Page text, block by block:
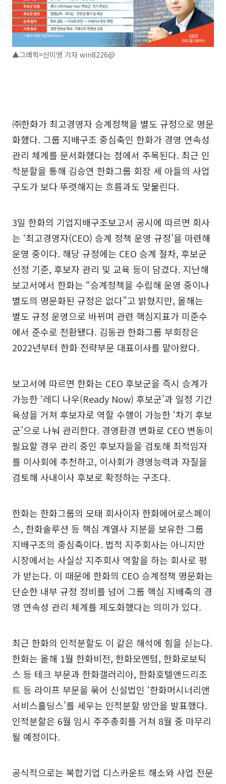
▲그래픽=신미영 기자 win8226@
㈜한화가 최고경영자 승계정책을 별도 규정으로 명문
화했다. 그룹 지배구조 중심축인 한화가 경영 연속성
관리 체계를 문서화했다는 점에서 주목된다. 최근 인
적분할을 통해 김승연 한화그룹 회장 세 아들의 사업
구도가 보다 뚜렷해지는 흐름과도 맞물린다.
3일 한화의 기업지배구조보고서 공시에 따르면 회사
는 ‘최고경영자(CEO) 승계 정책 운영 규정’을 마련해
운영 중이다. 해당 규정에는 CEO 승계 절차, 후보군
선정 기준, 후보자 관리 및 교육 등이 담겼다. 지난해
보고서에서 한화는 “승계정책을 수립해 운영 중이나
별도의 명문화된 규정은 없다”고 밝혔지만, 올해는
별도 규정 운영으로 바뀌며 관련 핵심지표가 미준수
에서 준수로 전환됐다. 김동관 한화그룹 부회장은
2022년부터 한화 전략부문 대표이사를 맡아왔다.
보고서에 따르면 한화는 CEO 후보군을 즉시 승계가
가능한 ‘레디 나우(Ready Now) 후보군’과 일정 기간
육성을 거쳐 후보자로 역할 수행이 가능한 ‘차기 후보
군’으로 나눠 관리한다. 경영환경 변화로 CEO 변동이
필요할 경우 관리 중인 후보자들을 검토해 최적임자
를 이사회에 추천하고, 이사회가 경영능력과 자질을
검토해 사내이사 후보로 확정하는 구조다.
한화는 한화그룹의 모태 회사이자 한화에어로스페이
스, 한화솔루션 등 핵심 계열사 지분을 보유한 그룹
지배구조의 중심축이다. 법적 지주회사는 아니지만
시장에서는 사실상 지주회사 역할을 하는 회사로 평
가 받는다. 이 때문에 한화의 CEO 승계정책 명문화는
단순한 내부 규정 정비를 넘어 그룹 핵심 지배축의 경
영 연속성 관리 체계를 제도화했다는 의미가 있다.
최근 한화의 인적분할도 이 같은 해석에 힘을 싣는다.
한화는 올해 1월 한화비전, 한화모멘텀, 한화로보틱
스 등 테크 부문과 한화갤러리아, 한화호텔앤드리조
트 등 라이프 부문을 묶어 신설법인 ‘한화머시너리앤
서비스홀딩스’를 세우는 인적분할 방안을 발표했다.
인적분할은 6월 임시 주주총회를 거쳐 8월 중 마무리
될 예정이다.
공식적으로는 복합기업 디스카운트 해소와 사업 전문